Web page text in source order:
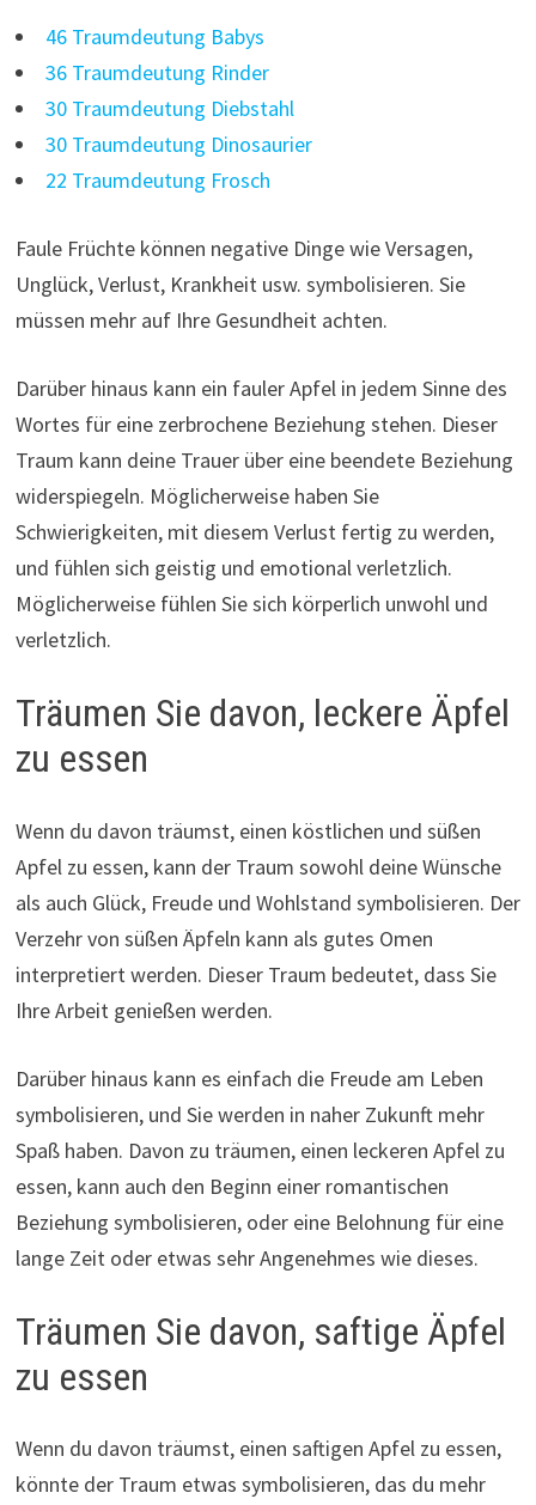
46 Traumdeutung Babys
36 Traumdeutung Rinder
30 Traumdeutung Diebstahl
30 Traumdeutung Dinosaurier
22 Traumdeutung Frosch
Faule Früchte können negative Dinge wie Versagen,
Unglück, Verlust, Krankheit usw. symbolisieren. Sie
müssen mehr auf Ihre Gesundheit achten.
Darüber hinaus kann ein fauler Apfel in jedem Sinne des
Wortes für eine zerbrochene Beziehung stehen. Dieser
Traum kann deine Trauer über eine beendete Beziehung
widerspiegeln. Möglicherweise haben Sie
Schwierigkeiten, mit diesem Verlust fertig zu werden,
und fühlen sich geistig und emotional verletzlich.
Möglicherweise fühlen Sie sich körperlich unwohl und
verletzlich.
Träumen Sie davon, leckere Äpfel
zu essen
Wenn du davon träumst, einen köstlichen und süßen
Apfel zu essen, kann der Traum sowohl deine Wünsche
als auch Glück, Freude und Wohlstand symbolisieren. Der
Verzehr von süßen Äpfeln kann als gutes Omen
interpretiert werden. Dieser Traum bedeutet, dass Sie
Ihre Arbeit genießen werden.
Darüber hinaus kann es einfach die Freude am Leben
symbolisieren, und Sie werden in naher Zukunft mehr
Spaß haben. Davon zu träumen, einen leckeren Apfel zu
essen, kann auch den Beginn einer romantischen
Beziehung symbolisieren, oder eine Belohnung für eine
lange Zeit oder etwas sehr Angenehmes wie dieses.
Träumen Sie davon, saftige Äpfel
zu essen
Wenn du davon träumst, einen saftigen Apfel zu essen,
könnte der Traum etwas symbolisieren, das du mehr